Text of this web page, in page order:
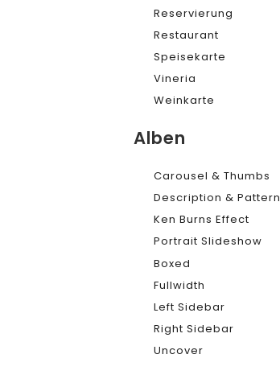
Reservierung
Restaurant
Speisekarte
Vineria
Weinkarte
Alben
Carousel & Thumbs
Description & Pattern
Ken Burns Effect
Portrait Slideshow
Boxed
Fullwidth
Left Sidebar
Right Sidebar
Uncover